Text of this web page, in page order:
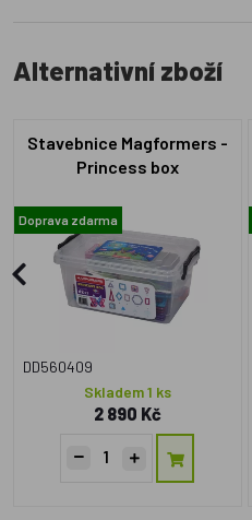
Alternativní zboží
Stavebnice Magformers -
Princess box
Doprava zdarma
DD560409
Skladem 1 ks
2 890 Kč